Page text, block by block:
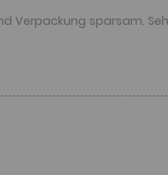
Verpackung sparsam.